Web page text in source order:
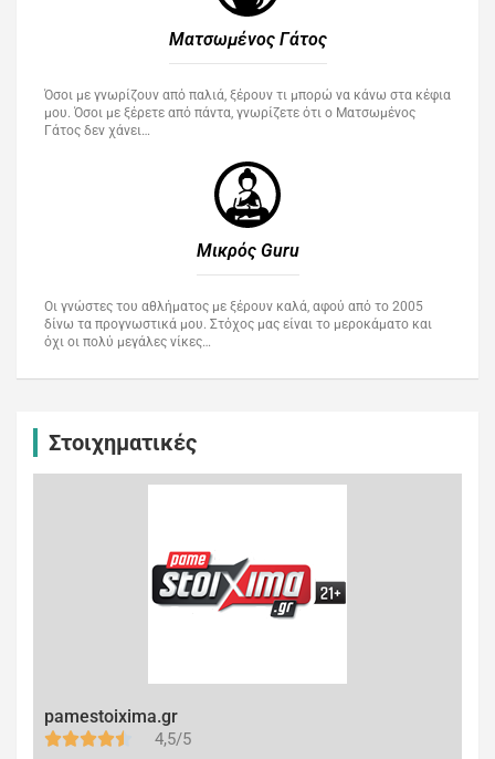
Ματσωμένος Γάτος​
Όσοι με γνωρίζουν από παλιά, ξέρουν τι μπορώ να κάνω στα κέφια
μου. Όσοι με ξέρετε από πάντα, γνωρίζετε ότι ο Ματσωμένος
Γάτος δεν χάνει…
Μικρός Guru​
Οι γνώστες του αθλήματος με ξέρουν καλά, αφού από το 2005
δίνω τα προγνωστικά μου. Στόχος μας είναι το μεροκάματο και
όχι οι πολύ μεγάλες νίκες…
Στοιχηματικές
pamestoixima.gr
4,5/5